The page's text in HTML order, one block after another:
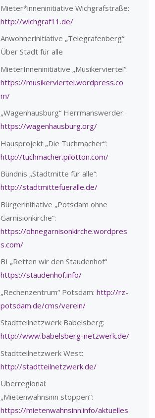
Mieter*inneninitiative Wichgrafstraße:
http://wichgraf11.de/
Anwohnerinitiative „Telegrafenberg“
Über Stadt für alle
MieterInneninitiative „Musikerviertel“:
https://musikerviertel.wordpress.co
m/
„Wagenhausburg“ Herrmanswerder:
https://wagenhausburg.org/
Hausprojekt „Die Tuchmacher“:
http://tuchmacher.pilotton.com/
Bündnis „Stadtmitte für alle“:
http://stadtmittefueralle.de/
Bürgerinitiative „Potsdam ohne
Garnisionkirche“:
https://ohnegarnisonkirche.wordpres
s.com/
BI „Retten wir den Staudenhof“
https://staudenhof.info/
„Rechenzentrum“ Potsdam: http://rz-
potsdam.de/cms/verein/
Stadtteilnetzwerk Babelsberg:
http://www.babelsberg-netzwerk.de/
Stadtteilnetzwerk West:
http://stadtteilnetzwerk.de/
Überregional:
„Mietenwahnsinn stoppen“:
https://mietenwahnsinn.info/aktuelles